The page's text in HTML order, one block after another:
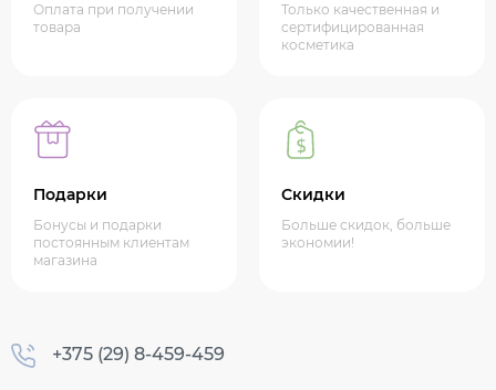
Оплата при получении
товара
Только качественная и
сертифицированная
косметика
Подарки
Бонусы и подарки
постоянным клиентам
магазина
Скидки
Больше скидок, больше
экономии!
+375 (29) 8-459-459